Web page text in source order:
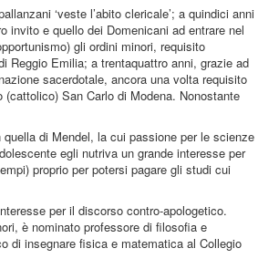
‘veste l’abito clericale’; a quindici anni
e quello dei Domenicani ad entrare nel
gli ordini minori, requisito
Reggio Emilia; a trentaquattro anni, grazie ad
sacerdotale, ancora una volta requisito
San Carlo di Modena. Nonostante
di Mendel, la cui passione per le scienze
egli nutriva un grande interesse per
proprio per potersi pagare gli studi cui
per il discorso contro-apologetico.
è nominato professore di filosofia e
di insegnare fisica e matematica al Collegio